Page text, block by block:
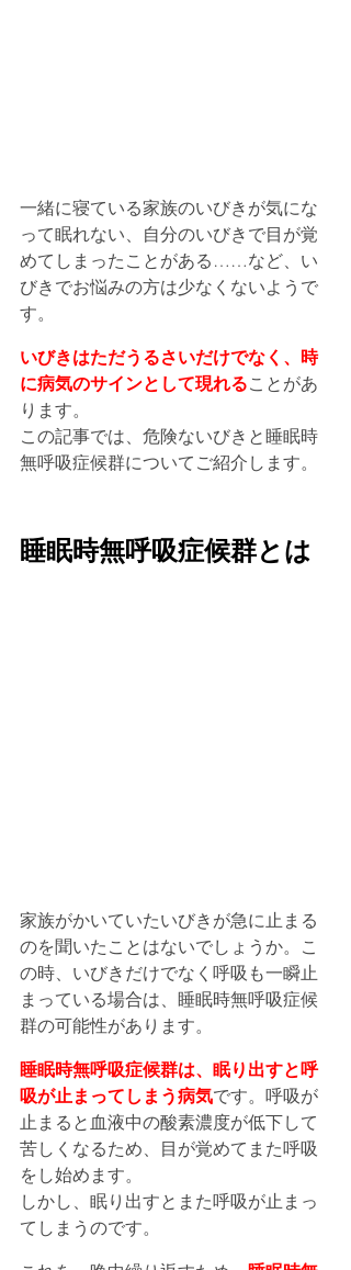
一緒に寝ている家族のいびきが気にな
って眠れない、自分のいびきで目が覚
めてしまったことがある……など、い
びきでお悩みの方は少なくないようで
す。
いびきはただうるさいだけでなく、時
に病気のサインとして現れることがあ
ります。
この記事では、危険ないびきと睡眠時
無呼吸症候群についてご紹介します。
睡眠時無呼吸症候群とは
家族がかいていたいびきが急に止まる
のを聞いたことはないでしょうか。こ
の時、いびきだけでなく呼吸も一瞬止
まっている場合は、睡眠時無呼吸症候
群の可能性があります。
睡眠時無呼吸症候群は、眠り出すと呼
吸が止まってしまう病気です。呼吸が
止まると血液中の酸素濃度が低下して
苦しくなるため、目が覚めてまた呼吸
をし始めます。
しかし、眠り出すとまた呼吸が止まっ
てしまうのです。